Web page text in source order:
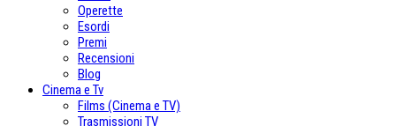
Operette
Esordi
Premi
Recensioni
Blog
Cinema e Tv
Films (Cinema e TV)
Trasmissioni TV